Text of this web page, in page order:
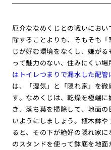
厄介ななめくじとの戦いにお
除することよりも、そもそも
じが好む環境をなくし、嫌が
って魅力のない、住みにくい場
はトイレつまりで漏水した配管
は、「湿気」と「隠れ家」を
す。なめくじは、乾燥を極端
き、落ち葉を掃除して、地面
いようにしましょう。植木鉢
ると、その下が絶好の隠れ家
のスタンドを使って鉢底を地